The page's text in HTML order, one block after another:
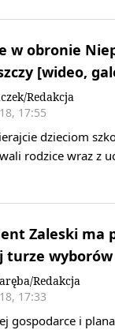
w obronie
[wideo,
Redakcja
17:55
dzieciom
rodzice wraz z
Zaleski ma
turze wyborów
Redakcja
17:33
gospodarce i